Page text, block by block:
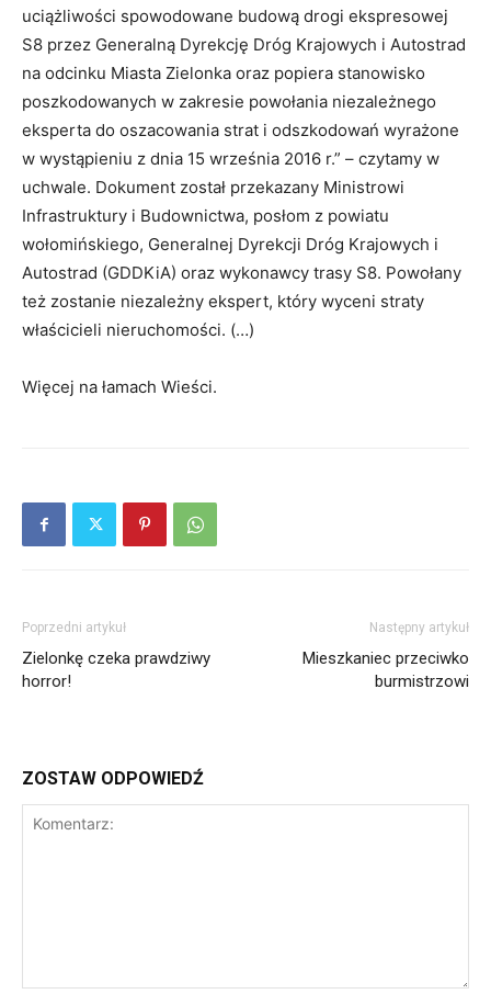
uciążliwości spowodowane budową drogi ekspresowej
S8 przez Generalną Dyrekcję Dróg Krajowych i Autostrad
na odcinku Miasta Zielonka oraz popiera stanowisko
poszkodowanych w zakresie powołania niezależnego
eksperta do oszacowania strat i odszkodowań wyrażone
w wystąpieniu z dnia 15 września 2016 r.” – czytamy w
uchwale. Dokument został przekazany Ministrowi
Infrastruktury i Budownictwa, posłom z powiatu
wołomińskiego, Generalnej Dyrekcji Dróg Krajowych i
Autostrad (GDDKiA) oraz wykonawcy trasy S8. Powołany
też zostanie niezależny ekspert, który wyceni straty
właścicieli nieruchomości. (…)
Więcej na łamach Wieści.
Poprzedni artykuł
Zielonkę czeka prawdziwy
horror!
Następny artykuł
Mieszkaniec przeciwko
burmistrzowi
ZOSTAW ODPOWIEDŹ